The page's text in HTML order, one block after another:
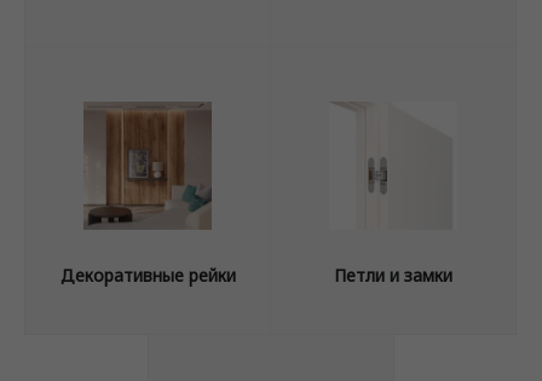
Декоративные рейки Петли и замки